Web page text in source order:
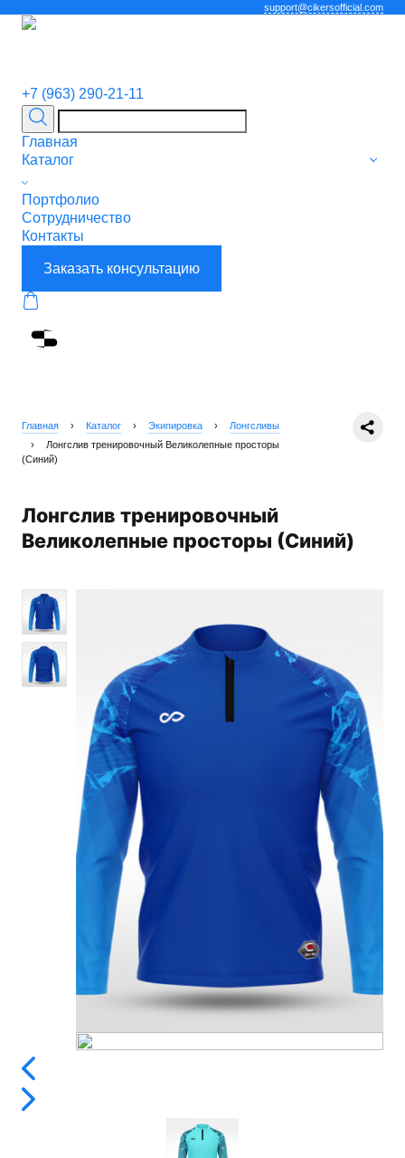
support@cikersofficial.com
+7 (963) 290-21-11
Главная
Каталог
Портфолио
Сотрудничество
Контакты
Заказать консультацию
Главная › Каталог › Экипировка ›
Лонгсливы
›
Лонгслив тренировочный Великолепные просторы
(Синий)
Лонгслив тренировочный
Великолепные просторы (Синий)